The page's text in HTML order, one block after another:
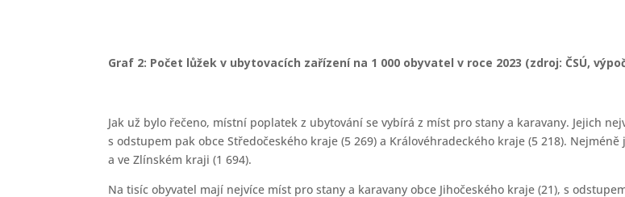
Graf 2: Počet lůžek v ubytovacích zařízení na 1 000 obyvatel v roce 2023 (zdroj: ČSÚ,
Jak už bylo řečeno, místní poplatek z ubytování se vybírá z míst pro stany a karavany. Jejich
s odstupem pak obce Středočeského kraje (5 269) a Královéhradeckého kraje (5 218).
a ve Zlínském kraji (1 694).
Na tisíc obyvatel mají nejvíce míst pro stany a karavany obce Jihočeského kraje (21), s